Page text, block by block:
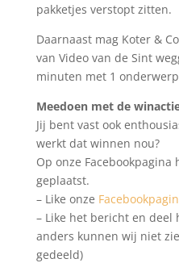
pakketjes verstopt zitten.
Daarnaast mag Koter &
van Video van de Sint
minuten met 1
Meedoen met de
Jij bent vast ook
werkt dat winnen nou?
Op onze
geplaatst.
– Like onze
– Like het bericht en deel
anders kunnen wij niet
gedeeld)